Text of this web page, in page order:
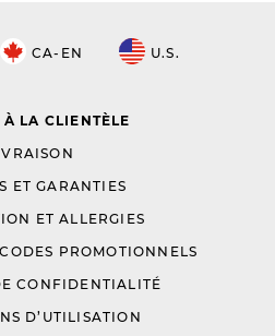
CA-EN U.S.
À LA CLIENTÈLE
ET GARANTIES
ET ALLERGIES
PROMOTIONNELS
CONFIDENTIALITÉ
D’UTILISATION